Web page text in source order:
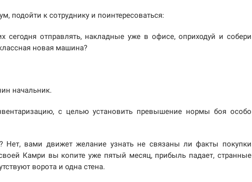
подойти к сотруднику и поинтересоваться:
отправлять, накладные уже в офисе, оприходуй и собери
новая машина?
начальник.
с целью установить превышение нормы боя особо
Нет, вами движет желание узнать не связаны ли факты покупки
Камри вы копите уже пятый месяц, прибыль падает, странные
ворота и одна стена.